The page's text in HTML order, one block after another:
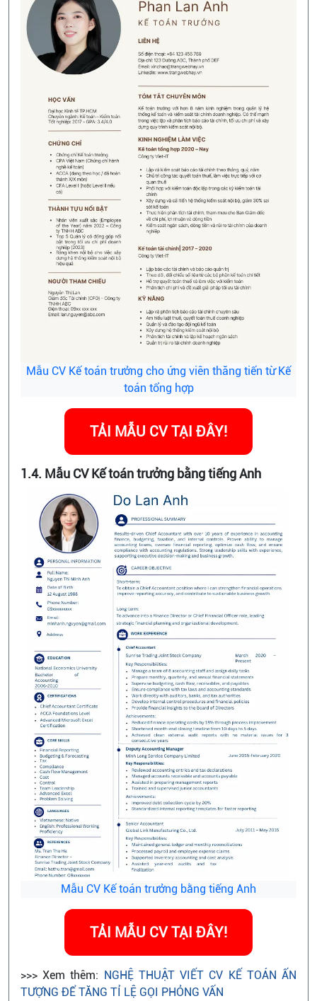
Mẫu CV Kế toán trưởng cho ứng viên thăng tiến từ Kế
toán tổng hợp
TẢI MẪU CV TẠI ĐÂY!
1.4. Mẫu CV Kế toán trưởng bằng tiếng Anh
Mẫu CV Kế toán trưởng bằng tiếng Anh
TẢI MẪU CV TẠI ĐÂY!
>>> Xem thêm: NGHỆ THUẬT VIẾT CV KẾ TOÁN ẤN
TƯỢNG ĐỂ TĂNG TỈ LỆ GỌI PHỎNG VẤN